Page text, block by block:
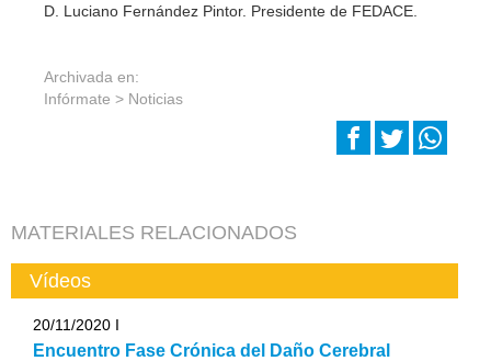
D. Luciano Fernández Pintor. Presidente de FEDACE.
Archivada en:
Infórmate > Noticias
MATERIALES RELACIONADOS
Vídeos
20/11/2020 I
Encuentro Fase Crónica del Daño Cerebral